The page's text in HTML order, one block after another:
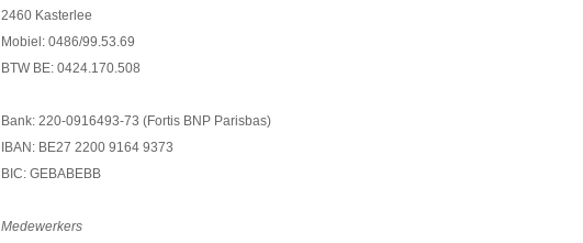
2460 Kasterlee
Mobiel: 0486/99.53.69
BTW BE: 0424.170.508
Bank: 220-0916493-73 (Fortis BNP Parisbas)
IBAN: BE27 2200 9164 9373
BIC: GEBABEBB
Medewerkers